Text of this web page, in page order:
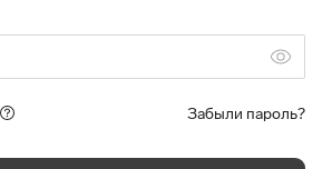
Забыли пароль?